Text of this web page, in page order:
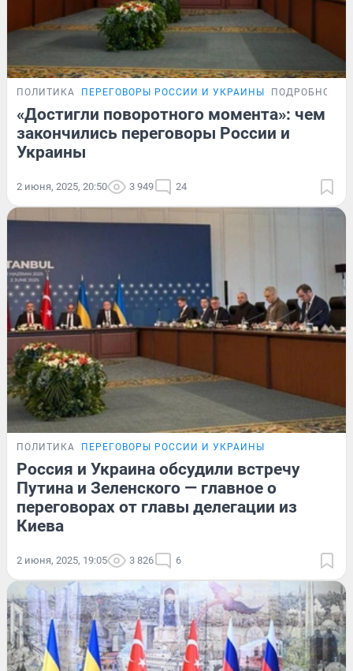
ПОЛИТИКА ПЕРЕГОВОРЫ РОССИИ И УКРАИНЫ ПОДРОБНОСТИ
«Достигли поворотного момента»: чем
закончились переговоры России и
Украины
2 июня, 2025, 20:50 3 949 24
ПОЛИТИКА ПЕРЕГОВОРЫ РОССИИ И УКРАИНЫ
Россия и Украина обсудили встречу
Путина и Зеленского — главное о
переговорах от главы делегации из
Киева
2 июня, 2025, 19:05 3 826 6